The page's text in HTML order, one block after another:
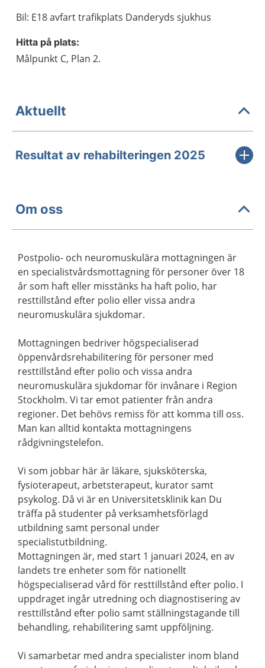
Bil: E18 avfart trafikplats Danderyds sjukhus
Hitta på plats:
Målpunkt C, Plan 2.
Aktuellt
Resultat av rehabilteringen 2025
Om oss
Postpolio- och neuromuskulära mottagningen är
en specialistvårdsmottagning för personer över 18
år som haft eller misstänks ha haft polio, har
resttillstånd efter polio eller vissa andra
neuromuskulära sjukdomar.
Mottagningen bedriver högspecialiserad
öppenvårdsrehabilitering för personer med
resttillstånd efter polio och vissa andra
neuromuskulära sjukdomar för invånare i Region
Stockholm. Vi tar emot patienter från andra
regioner. Det behövs remiss för att komma till oss.
Man kan alltid kontakta mottagningens
rådgivningstelefon.
Vi som jobbar här är läkare, sjuksköterska,
fysioterapeut, arbetsterapeut, kurator samt
psykolog. Då vi är en Universitetsklinik kan Du
träffa på studenter på verksamhetsförlagd
utbildning samt personal under
specialistutbildning.
Mottagningen är, med start 1 januari 2024, en av
landets tre enheter som för nationellt
högspecialiserad vård för resttillstånd efter polio. I
uppdraget ingår utredning och diagnostisering av
resttillstånd efter polio samt ställningstagande till
behandling, rehabilitering samt uppföljning.
Vi samarbetar med andra specialister inom bland